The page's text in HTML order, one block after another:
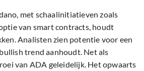
met schaalinitiatieven zoals
van smart contracts, houdt
Analisten zien potentie voor een
trend aanhoudt. Net als
van ADA geleidelijk. Het opwaarts